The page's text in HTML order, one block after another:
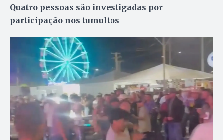
Quatro pessoas são investigadas por
participação nos tumultos